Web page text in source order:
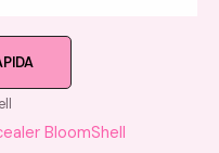
BloomShell